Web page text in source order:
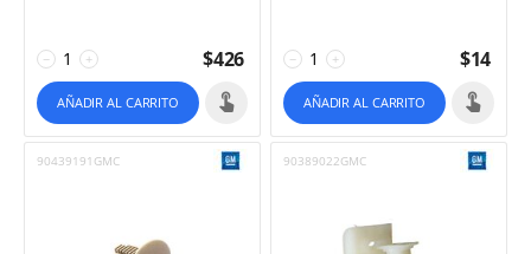
+
− $426
AÑADIR AL CARRITO
+
− $14
AÑADIR AL CARRITO
90439191GMC 90389022GMC